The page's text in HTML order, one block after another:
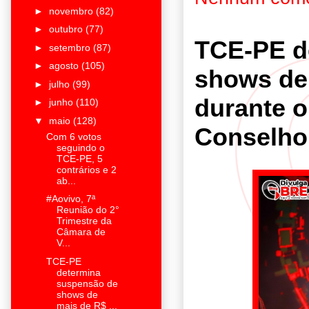
TCE-PE
shows
durante
Conselho
► novembro (82)
► outubro (77)
► setembro (87)
► agosto (105)
► julho (99)
► junho (110)
▼ maio (128)
Com 6 votos
seguindo o
TCE-PE, 5
contrários e 2
ab...
#Aovivo, 7ª
Reunião do 2°
Trimestre da
Câmara de
V...
TCE-PE
determina
suspensão de
shows de
mais de R$ ...